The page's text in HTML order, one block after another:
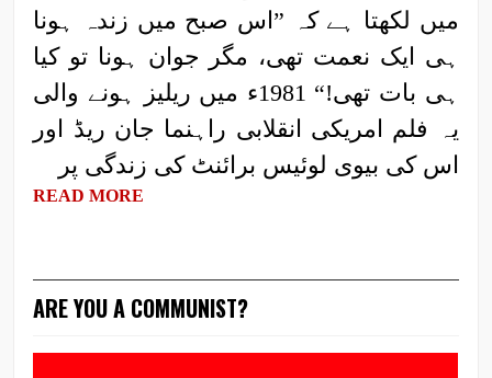
میں لکھتا ہے کہ ”اس صبح میں زندہ ہونا
ہی ایک نعمت تھی، مگر جوان ہونا تو کیا
ہی بات تھی!“ 1981ء میں ریلیز ہونے والی
یہ فلم امریکی انقلابی راہنما جان ریڈ اور
اس کی بیوی لوئیس برائنٹ کی زندگی پر
READ MORE
ARE YOU A COMMUNIST?